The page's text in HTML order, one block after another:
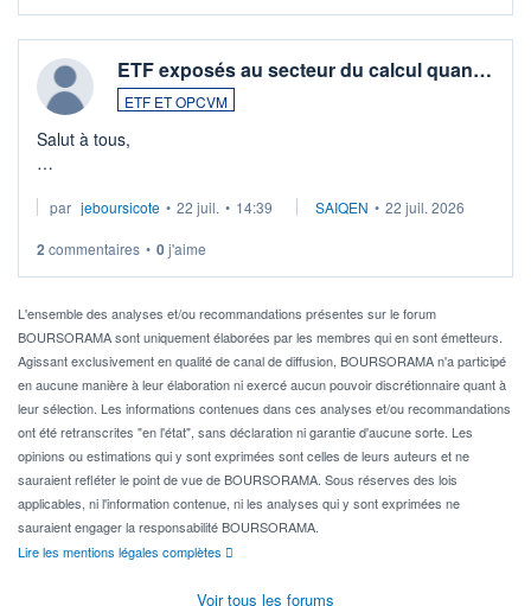
ETF exposés au secteur du calcul quan…
ETF ET OPCVM
Salut à tous,
via un ETF plutôt que des actions individuelles.
Idéalement, je voudrais qu'il soit éligible au PEA.
Pour l' ...
par jeboursicote • 22 juil. • 14:39 SAIQEN • 22 juil. 2026
2 commentaires • 0j'aime
L'ensemble des analyses et/ou recommandations présentes sur le forum
BOURSORAMA sont uniquement élaborées par les membres qui en sont émetteurs.
Agissant exclusivement en qualité de canal de diffusion, BOURSORAMA n'a participé
en aucune manière à leur élaboration ni exercé aucun pouvoir discrétionnaire quant à
leur sélection. Les informations contenues dans ces analyses et/ou recommandations
ont été retranscrites "en l'état", sans déclaration ni garantie d'aucune sorte. Les
opinions ou estimations qui y sont exprimées sont celles de leurs auteurs et ne
sauraient refléter le point de vue de BOURSORAMA. Sous réserves des lois
applicables, ni l'information contenue, ni les analyses qui y sont exprimées ne
sauraient engager la responsabilité BOURSORAMA.
Lire les mentions légales complètes
Voir tous les forums